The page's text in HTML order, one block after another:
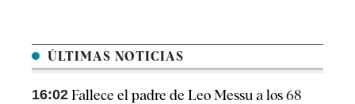
ÚLTIMAS NOTICIAS
16:02 Fallece el padre de Leo Messu a los 68